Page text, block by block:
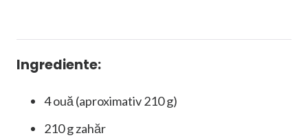
Ingrediente:
4 ouă (aproximativ 210 g)
210 g zahăr